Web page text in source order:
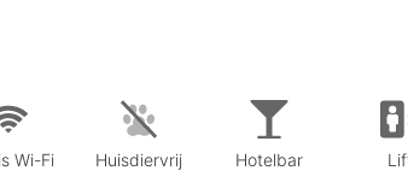
Wi-Fi Huisdiervrij Hotelbar